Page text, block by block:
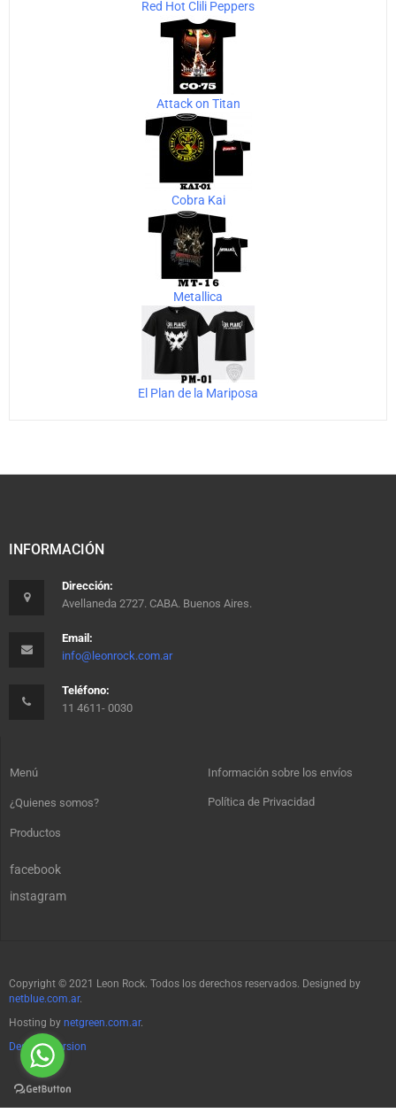
Red Hot Clili Peppers
Attack on Titan
Cobra Kai
Metallica
El Plan de la Mariposa
INFORMACIÓN
Dirección:
Avellaneda 2727. CABA. Buenos Aires.
Email:
info@leonrock.com.ar
Teléfono:
11 4611- 0030
Menú
¿Quienes somos?
Productos
Información sobre los envíos
Política de Privacidad
facebook
instagram
Copyright © 2021 Leon Rock. Todos los derechos reservados. Designed by
netblue.com.ar.
Hosting by netgreen.com.ar.
Desktop Version